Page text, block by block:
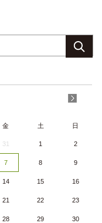
金 土 日
31 1 2
7 8 9
14 15 16
21 22 23
28 29 30